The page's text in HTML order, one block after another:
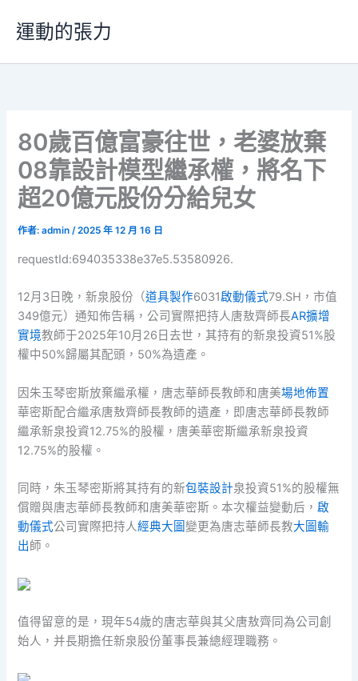
要
運動的張力
80歲百億富豪往世，老婆放棄
08靠設計模型繼承權，將名下
超20億元股份分給兒女
作者:admin/2025 年 12 月 16 日
requestId:694035338e37e5.53580926.
12月3日晚，新泉股份（道具製作6031啟動儀式79.SH，市值
349億元）通知佈告稱，公司實際把持人唐敖齊師長AR擴增
實境教師于2025年10月26日去世，其持有的新泉投資51%股
權中50%歸屬其配頭，50%為遺產。
因朱玉琴密斯放棄繼承權，唐志華師長教師和唐美場地佈置
華密斯配合繼承唐敖齊師長教師的遺產，即唐志華師長教師
繼承新泉投資12.75%的股權，唐美華密斯繼承新泉投資
12.75%的股權。
同時，朱玉琴密斯將其持有的新包裝設計泉投資51%的股權無
償贈與唐志華師長教師和唐美華密斯。本次權益變動后，啟
動儀式公司實際把持人經典大圖變更為唐志華師長教大圖輸
出師。
值得留意的是，現年54歲的唐志華與其父唐敖齊同為公司創
始人，并長期擔任新泉股份董事長兼總經理職務。